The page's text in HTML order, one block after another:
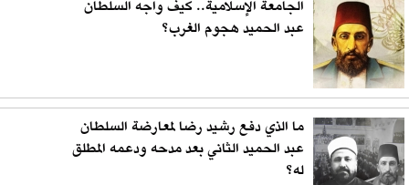
الجامعة الإسلامية.. كيف واجه السلطان
عبد الحميد هجوم الغرب؟
ما الذي دفع رشيد رضا لمعارضة السلطان
عبد الحميد الثاني بعد مدحه ودعمه المطلق
له؟